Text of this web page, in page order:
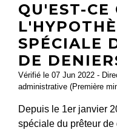
QU'EST-CE
SPÉCIALE
DE
Vérifié le 07 Jun 2022 -
administrative (Première
Depuis le 1er janvier
spéciale du prêteur